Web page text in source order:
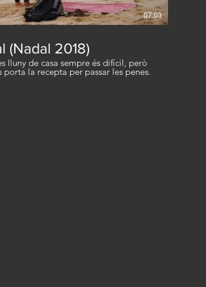
Rio Additional Camera: Marc
Javierre 07:03
(Nadal 2018)
lluny de casa sempre és difícil, però
porta la recepta per passar les penes.